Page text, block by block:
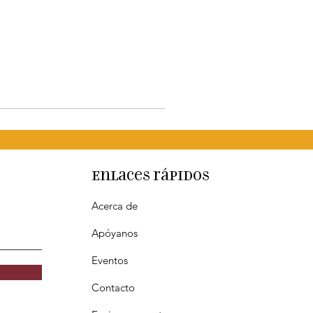
Enlaces rápidos
Acerca de
Apóyanos
Eventos
Contacto